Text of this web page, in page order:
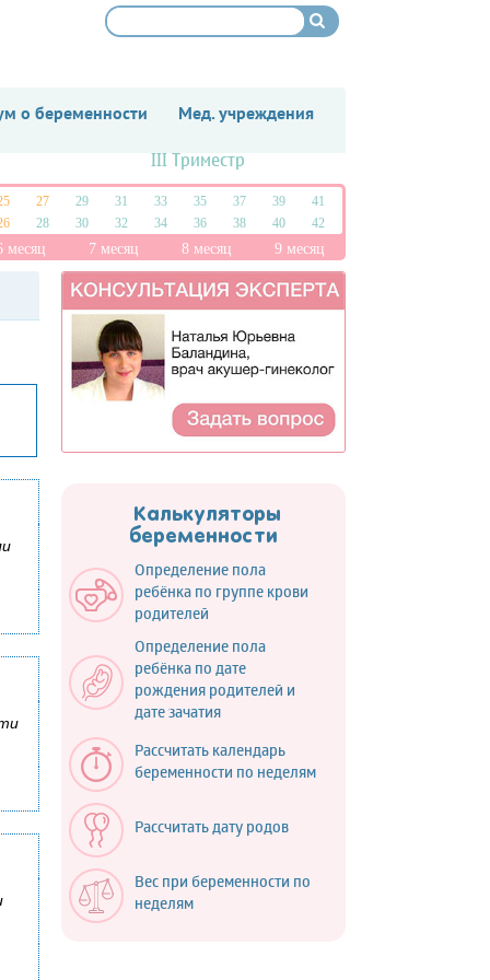
о беременности Мед. учреждения
III Триместр
27 29 31 33 35 37 39
41
28 30 32 34 36 38 40 42
месяц 7 месяц 8 месяц 9 месяц
Калькуляторы
беременности
Определение пола
ребёнка по группе крови
родителей
Определение пола
ребёнка по дате
рождения родителей и
дате зачатия
Рассчитать календарь
беременности по неделям
Рассчитать дату родов
Вес при беременности по
неделям